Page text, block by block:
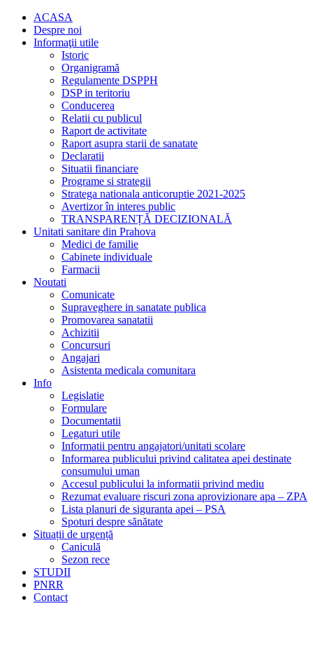
ACASA
Despre noi
Informaţii utile
Istoric
Organigramă
Regulamente DSPPH
DSP in teritoriu
Conducerea
Relatii cu publicul
Raport de activitate
Raport asupra starii de sanatate
Declaratii
Situatii financiare
Programe si strategii
Stratega nationala anticoruptie 2021-2025
Avertizor în interes public
TRANSPARENȚĂ DECIZIONALĂ
Unitati sanitare din Prahova
Medici de familie
Cabinete individuale
Farmacii
Noutati
Comunicate
Supraveghere in sanatate publica
Promovarea sanatatii
Achizitii
Concursuri
Angajari
Asistenta medicala comunitara
Info
Legislatie
Formulare
Documentatii
Legaturi utile
Informatii pentru angajatori/unitati scolare
Informarea publicului privind calitatea apei destinate
consumului uman
Accesul publicului la informatii privind mediu
Rezumat evaluare riscuri zona aprovizionare apa – ZPA
Lista planuri de siguranta apei – PSA
Spoturi despre sănătate
Situații de urgență
Caniculă
Sezon rece
STUDII
PNRR
Contact